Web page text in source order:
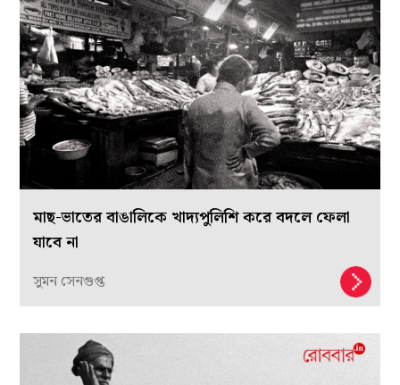
মাছ-ভাতের বাঙালিকে খাদ্যপুলিশি করে বদলে ফেলা
যাবে না
সুমন সেনগুপ্ত